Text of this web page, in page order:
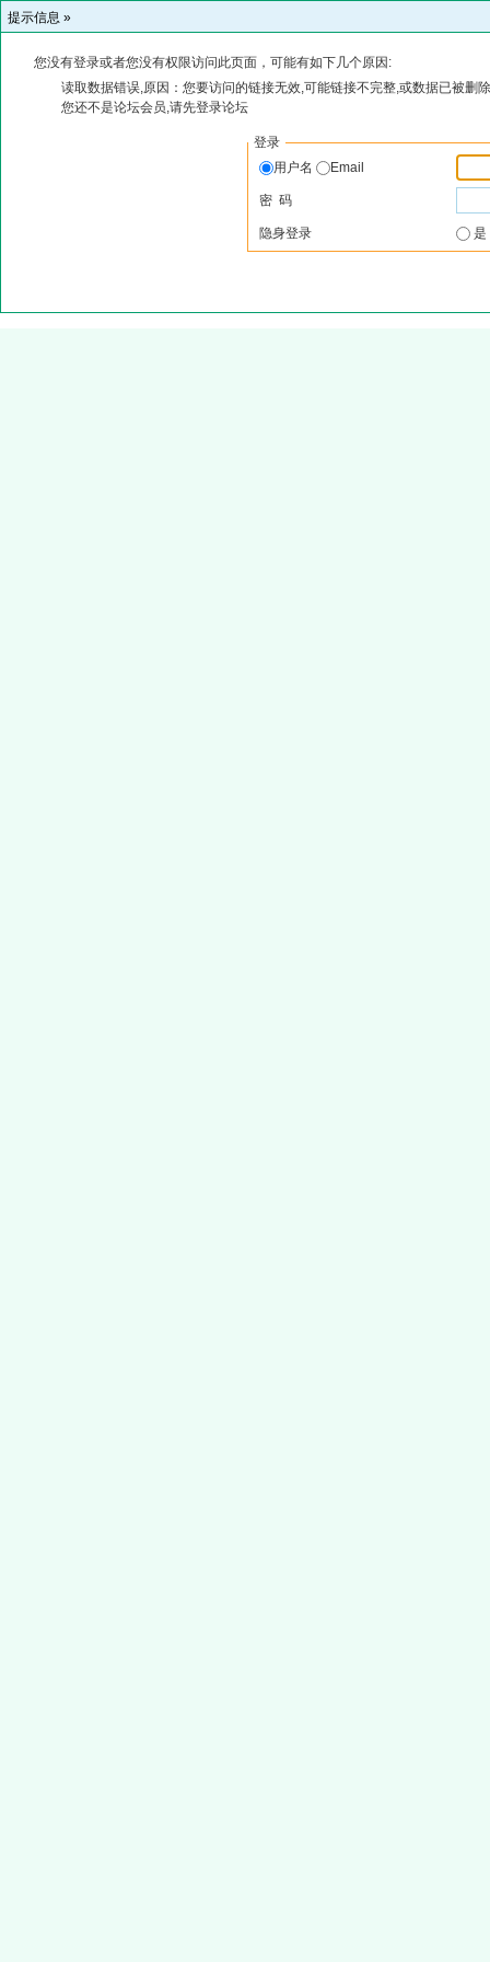
提示信息 »
您没有登录或者您没有权限访问此页面，可能有如下几个原因:
读取数据错误,原因：您要访问的链接无效,可能链接不完整,或数据已被删
您还不是论坛会员,请先登录论坛
登录
用户名
Email
密 码
隐身登录